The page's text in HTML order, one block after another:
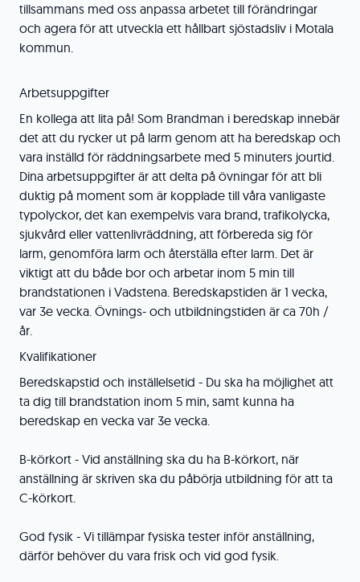
tillsammans med oss anpassa arbetet till förändringar
och agera för att utveckla ett hållbart sjöstadsliv i Motala
kommun.
Arbetsuppgifter
En kollega att lita på! Som Brandman i beredskap innebär
det att du rycker ut på larm genom att ha beredskap och
vara inställd för räddningsarbete med 5 minuters jourtid.
Dina arbetsuppgifter är att delta på övningar för att bli
duktig på moment som är kopplade till våra vanligaste
typolyckor, det kan exempelvis vara brand, trafikolycka,
sjukvård eller vattenlivräddning, att förbereda sig för
larm, genomföra larm och återställa efter larm. Det är
viktigt att du både bor och arbetar inom 5 min till
brandstationen i Vadstena. Beredskapstiden är 1 vecka,
var 3e vecka. Övnings- och utbildningstiden är ca 70h /
år.
Kvalifikationer
Beredskapstid och inställelsetid - Du ska ha möjlighet att
ta dig till brandstation inom 5 min, samt kunna ha
beredskap en vecka var 3e vecka.
B-körkort - Vid anställning ska du ha B-körkort, när
anställning är skriven ska du påbörja utbildning för att ta
C-körkort.
God fysik - Vi tillämpar fysiska tester inför anställning,
därför behöver du vara frisk och vid god fysik.